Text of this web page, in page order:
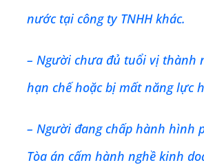
nước tại công ty TNHH khác.
– Người chưa đủ tuổi vị thành
hạn chế hoặc bị mất năng lực
– Người đang chấp hành hình
Tòa án cấm hành nghề kinh